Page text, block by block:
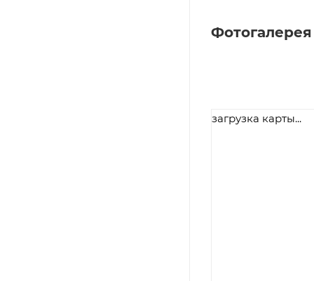
Фотогалерея
загрузка карты...